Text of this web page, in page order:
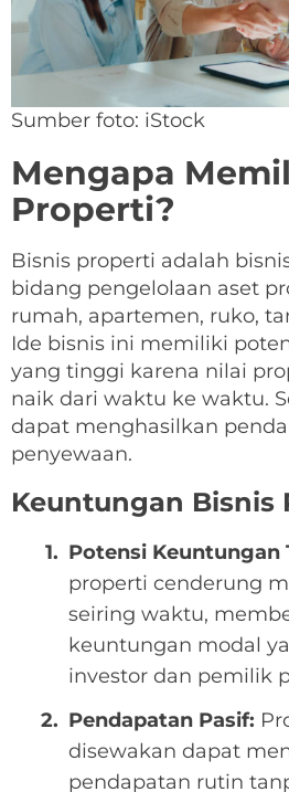
Sumber foto: iStock
Mengapa
Properti?
Bisnis properti adalah
bidang pengelolaan aset
rumah, apartemen, ruko,
Ide bisnis ini memiliki
yang tinggi karena nilai
naik dari waktu ke waktu.
dapat menghasilkan
penyewaan.
Keuntungan Bisnis
Potensi Keuntungan
properti cenderung
seiring waktu,
keuntungan modal
investor dan pemilik
Pendapatan Pasif:
disewakan dapat
pendapatan rutin